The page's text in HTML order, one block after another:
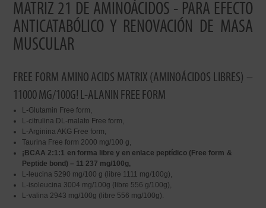
MATRIZ 21 DE AMINOÁCIDOS - PARA EFECTO
ANTICATABÓLICO Y RENOVACIÓN DE MASA
MUSCULAR
FREE FORM AMINO ACIDS MATRIX (AMINOÁCIDOS LIBRES) –
11000 MG/100G! L-ALANIN FREE FORM
L-Glutamin Free form,
L-citrulina DL-malato Free form,
L-Arginina AKG Free form,
Taurina Free form 2000 mg/100 g,
¡BCAA 2:1:1 en forma libre y en enlace peptídico (Free form &
Peptide bond) – 11 237 mg/100g,
L-leucina 5290 mg/100 g (libre 1111 mg/100g),
L-isoleucina 3004 mg/100g (libre 556 g/100g),
L-valina 2943 mg/100g (libre 556 mg/100g).